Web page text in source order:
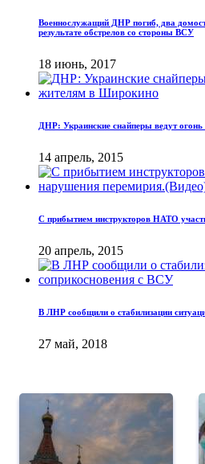
Военнослужащий ДНР погиб, два
результате обстрелов со стороны ВСУ
18 июнь, 2017
ДНР: Украинские снайперы ведут
14 апрель, 2015
С прибытием инструкторов НАТО
20 апрель, 2015
В ЛНР сообщили о стабилизации
27 май, 2018